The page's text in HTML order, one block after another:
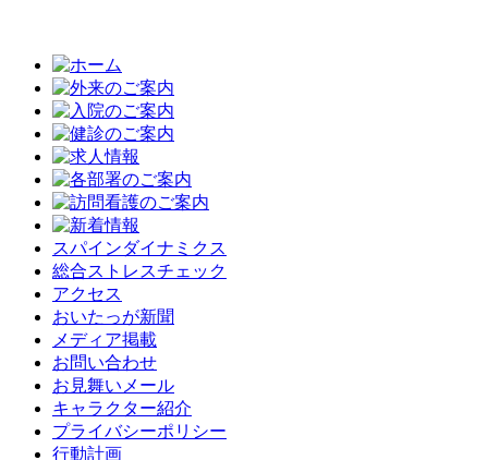
スパインダイナミクス
総合ストレスチェック
アクセス
おいたっが新聞
メディア掲載
お問い合わせ
お見舞いメール
キャラクター紹介
プライバシーポリシー
行動計画